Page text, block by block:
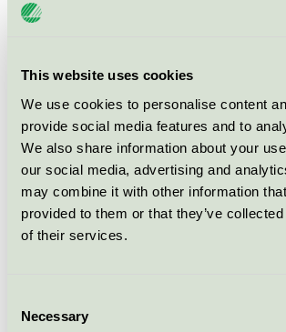
This website uses cookies
We use cookies to personalise content
provide social media features and to
We also share information about your
our social media, advertising and
may combine it with other information
provided to them or that they’ve
of their services.
Selection
Necessary
användning
Z-Water FÖNSTER & GLAS,
Svanen / Z-Water / Glas- och
Z-Water X-Power, 5 l